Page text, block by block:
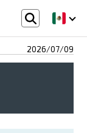
2026/07/09